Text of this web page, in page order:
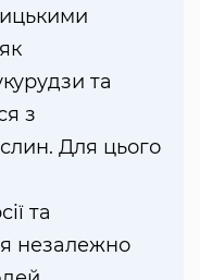
та
з
Для цього
та
незалежно